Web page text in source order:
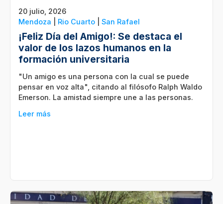
20 julio, 2026
Mendoza
Rio Cuarto San Rafael
¡Feliz Día del Amigo!: Se destaca el
valor de los lazos humanos en la
formación universitaria
"Un amigo es una persona con la cual se puede
pensar en voz alta", citando al filósofo Ralph Waldo
Emerson. La amistad siempre une a las personas.
Leer más